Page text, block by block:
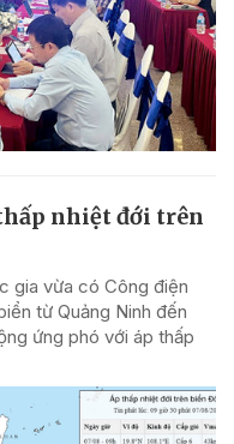
nhiệt đới trên
gia vừa có Công điện
từ Quảng Ninh đến
ứng phó với áp thấp